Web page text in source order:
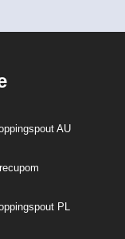
AU
PL